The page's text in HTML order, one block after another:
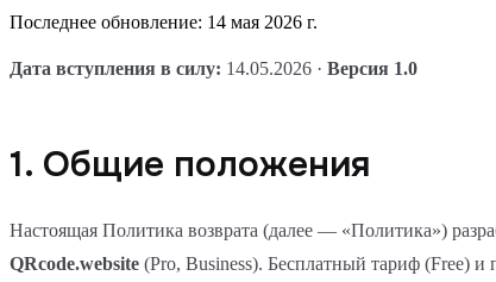
Последнее обновление: 14 мая 2026 г.
Дата вступления в силу: 14.05.2026 · Версия 1.0
1. Общие положения
Настоящая Политика возврата (далее — «Политика»)
QRcode.website (Pro, Business). Бесплатный тариф (Free)